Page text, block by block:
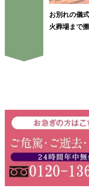
お別れの儀
火葬場まで